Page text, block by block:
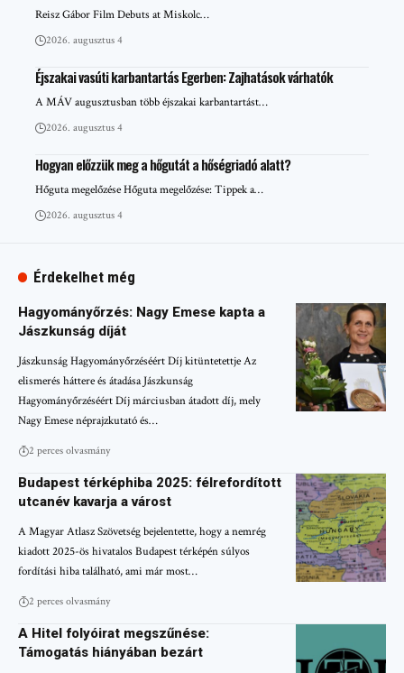
Reisz Gábor Film Debuts at Miskolc…
2026. augusztus 4
Éjszakai vasúti karbantartás Egerben: Zajhatások várhatók
A MÁV augusztusban több éjszakai karbantartást…
2026. augusztus 4
Hogyan előzzük meg a hőgutát a hőségriadó alatt?
Hőguta megelőzése Hőguta megelőzése: Tippek a…
2026. augusztus 4
Érdekelhet még
Hagyományőrzés: Nagy Emese kapta a
Jászkunság díját
Jászkunság Hagyományőrzéséért Díj kitüntetettje Az
elismerés háttere és átadása Jászkunság
Hagyományőrzéséért Díj márciusban átadott díj, mely
Nagy Emese néprajzkutató és…
2 perces olvasmány
Budapest térképhiba 2025: félrefordított
utcanév kavarja a várost
A Magyar Atlasz Szövetség bejelentette, hogy a nemrég
kiadott 2025-ös hivatalos Budapest térképén súlyos
fordítási hiba található, ami már most…
2 perces olvasmány
A Hitel folyóirat megszűnése:
Támogatás hiányában bezárt